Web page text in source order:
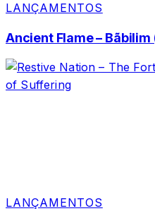
LANÇAMENTOS
Ancient Flame –
LANÇAMENTOS